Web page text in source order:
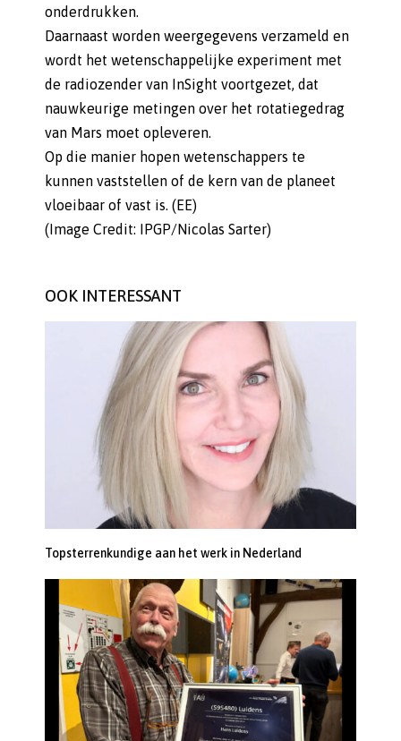
onderdrukken.
Daarnaast worden weergegevens verzameld en
wordt het wetenschappelijke experiment met
de radiozender van InSight voortgezet, dat
nauwkeurige metingen over het rotatiegedrag
van Mars moet opleveren.
Op die manier hopen wetenschappers te
kunnen vaststellen of de kern van de planeet
vloeibaar of vast is. (EE)
(Image Credit: IPGP/Nicolas Sarter)
OOK INTERESSANT
Topsterrenkundige aan het werk in Nederland